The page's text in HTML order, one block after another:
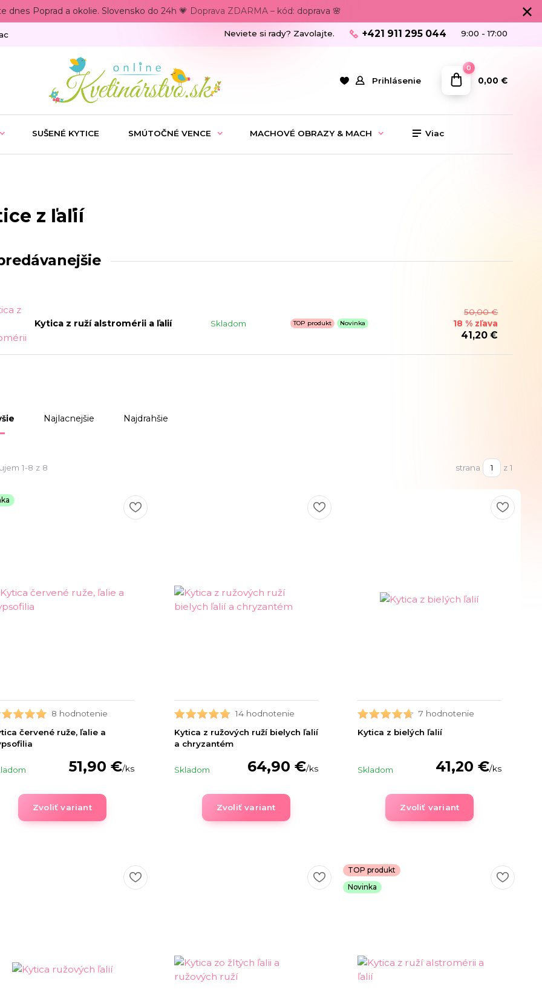
dnes Poprad a okolie. Slovensko do 24h 💗 Doprava ZDARMA – kód: doprava 🌸
Prihlásenie
Neviete si rady? Zavolajte. +421 911 295 044 9:00 - 17:00
0
0,00 €
SUŠENÉ KYTICE SMÚTOČNÉ VENCE MACHOVÉ OBRAZY & MACH Viac
z ľaľií
Kytica z ruží alstromérii a ľalií Skladom TOP produkt Novinka
50,00 €
18 % zľava
41,20 €
Najlacnejšie Najdrahšie
1-8 z 8 strana z 1
8 hodnotenie
červené ruže, ľalie a
51,90 €/ks
Zvoliť variant
14 hodnotenie
Kytica z ružových ruží bielych ľalií
a chryzantém
64,90 €/ks
Skladom
Zvoliť variant
7 hodnotenie
Kytica z bielých ľalií
41,20 €/ks
Skladom
Zvoliť variant
TOP produkt
Novinka